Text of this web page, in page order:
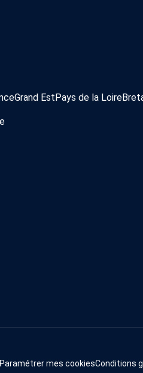
Grand Est Pays de la Loire
Paramétrer mes cookiesConditions